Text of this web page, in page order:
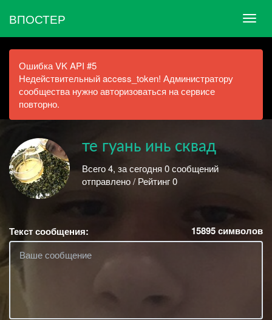
ВПОСТЕР
Ошибка VK API #5
Недействительный access_token! Администратору
сообщества нужно авторизоваться на сервисе
повторно.
те гуань инь сквад
Всего 4, за сегодня 0 сообщений
отправлено / Рейтинг 0
Текст сообщения: 15895символов